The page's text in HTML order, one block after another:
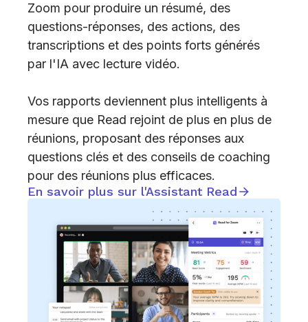
Zoom pour produire un résumé, des
questions-réponses, des actions, des
transcriptions et des points forts générés
par l'IA avec lecture vidéo.
Vos rapports deviennent plus intelligents à
mesure que Read rejoint de plus en plus de
réunions, proposant des réponses aux
questions clés et des conseils de coaching
pour des réunions plus efficaces.
En savoir plus sur l'Assistant Read